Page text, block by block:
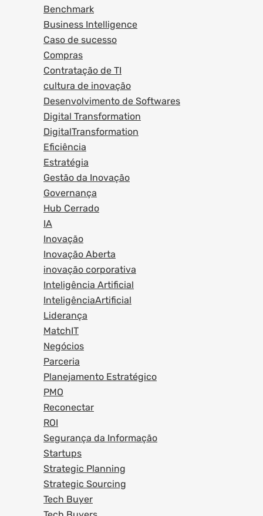
Benchmark
Business Intelligence
Caso de sucesso
Compras
Contratação de TI
cultura de inovação
Desenvolvimento de Softwares
Digital Transformation
DigitalTransformation
Eficiência
Estratégia
Gestão da Inovação
Governança
Hub Cerrado
IA
Inovação
Inovação Aberta
inovação corporativa
Inteligência Artificial
InteligênciaArtificial
Liderança
MatchIT
Negócios
Parceria
Planejamento Estratégico
PMO
Reconectar
ROI
Segurança da Informação
Startups
Strategic Planning
Strategic Sourcing
Tech Buyer